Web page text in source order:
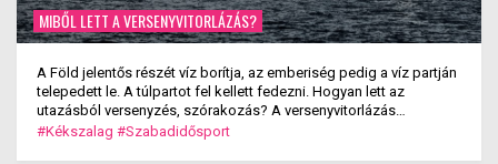
MIBŐL LETT A VERSENYVITORLÁZÁS?
A Föld jelentős részét víz borítja, az emberiség pedig a víz partján
telepedett le. A túlpartot fel kellett fedezni. Hogyan lett az
utazásból versenyzés, szórakozás? A versenyvitorlázás
kialakulása.
#Kékszalag #Szabadidősport